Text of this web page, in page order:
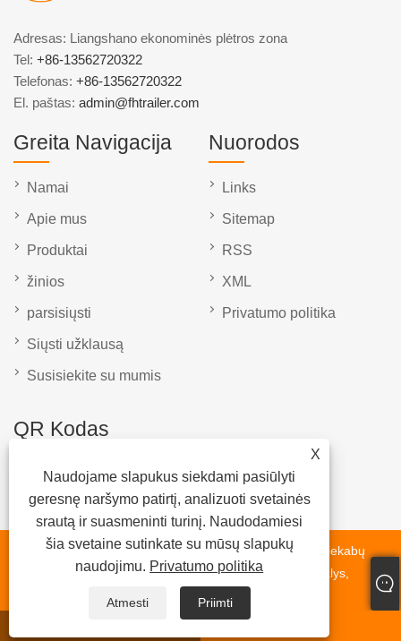
X
Naudojame slapukus siekdami pasiūlyti
geresnę naršymo patirtį, analizuoti svetainės
srautą ir suasmeninti turinį. Naudodamiesi
šia svetaine sutinkate su mūsų slapukų
naudojimu. Privatumo politika
Atmesti Priimti
Adresas: Liangshano ekonominės plėtros zona
Tel: +86-13562720322
Telefonas: +86-13562720322
El. paštas: admin@fhtrailer.com
Greita Navigacija
Namai
Apie mus
Produktai
žinios
parsisiųsti
Siųsti užklausą
Susisiekite su mumis
Nuorodos
Links
Sitemap
RSS
XML
Privatumo politika
QR Kodas
Autorinės teisės © 2023 Shandong Liangshan Fumin priekabų
dalys Gamyba Co. Ltd - Atsarginės dalys ašis, liejimo dalys,
sunkvežimių priekabos - visos teisės saugomos.